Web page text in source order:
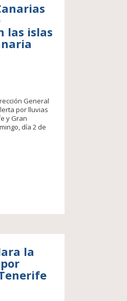
las islas
General
por lluvias
y Gran
día 2 de
la